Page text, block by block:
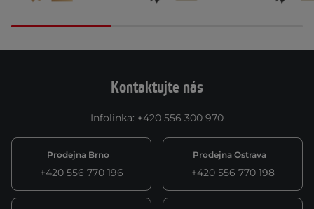
Kontaktujte nás
Infolinka: +420 556 300 970
Prodejna Brno
+420 556 770 196
Prodejna Ostrava
+420 556 770 198